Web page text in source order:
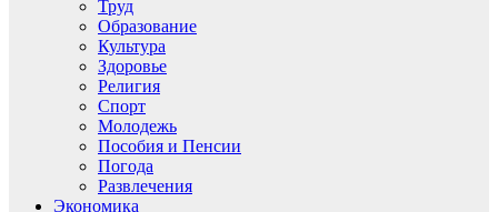
Труд
Образование
Культура
Здоровье
Религия
Спорт
Молодежь
Пособия и Пенсии
Погода
Развлечения
Экономика